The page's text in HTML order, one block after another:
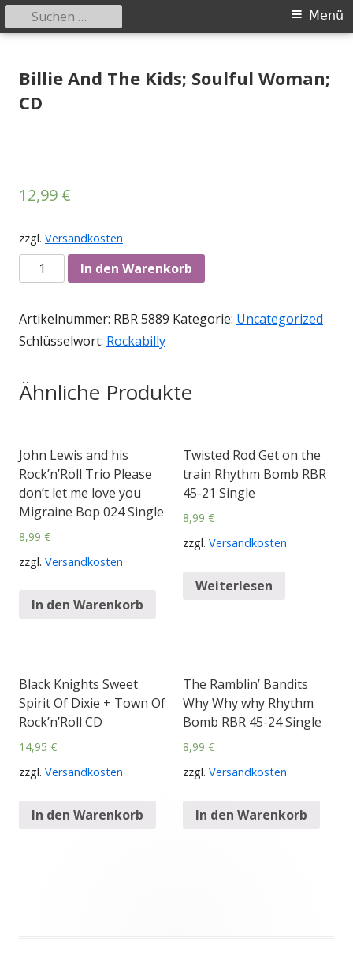
zum
Primäres
Menü
Suchen
nach:
Billie And The Kids; Soulful Woman;
CD
12,99 €
zzgl. Versandkosten
Anzahl In den Warenkorb
Artikelnummer: RBR 5889 Kategorie: Uncategorized
Schlüsselwort: Rockabilly
Ähnliche Produkte
John Lewis and his
Rock’n’Roll Trio Please
don’t let me love you
Migraine Bop 024 Single
8,99 €
zzgl. Versandkosten
In den Warenkorb
Twisted Rod Get on the
train Rhythm Bomb RBR
45-21 Single
8,99 €
zzgl. Versandkosten
Weiterlesen
Black Knights Sweet
Spirit Of Dixie + Town Of
Rock’n’Roll CD
14,95 €
zzgl. Versandkosten
In den Warenkorb
The Ramblin’ Bandits
Why Why why Rhythm
Bomb RBR 45-24 Single
8,99 €
zzgl. Versandkosten
In den Warenkorb